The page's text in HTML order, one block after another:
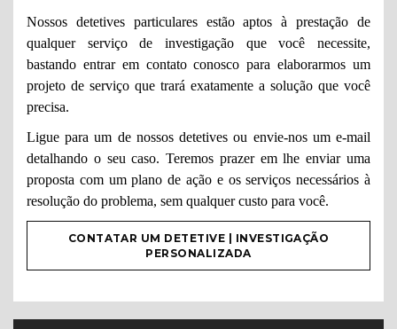
Nossos detetives particulares estão aptos à prestação de
qualquer serviço de investigação que você necessite,
bastando entrar em contato conosco para elaborarmos um
projeto de serviço que trará exatamente a solução que você
precisa.
Ligue para um de nossos detetives ou envie-nos um e-mail
detalhando o seu caso. Teremos prazer em lhe enviar uma
proposta com um plano de ação e os serviços necessários à
resolução do problema, sem qualquer custo para você.
CONTATAR UM DETETIVE | INVESTIGAÇÃO
PERSONALIZADA